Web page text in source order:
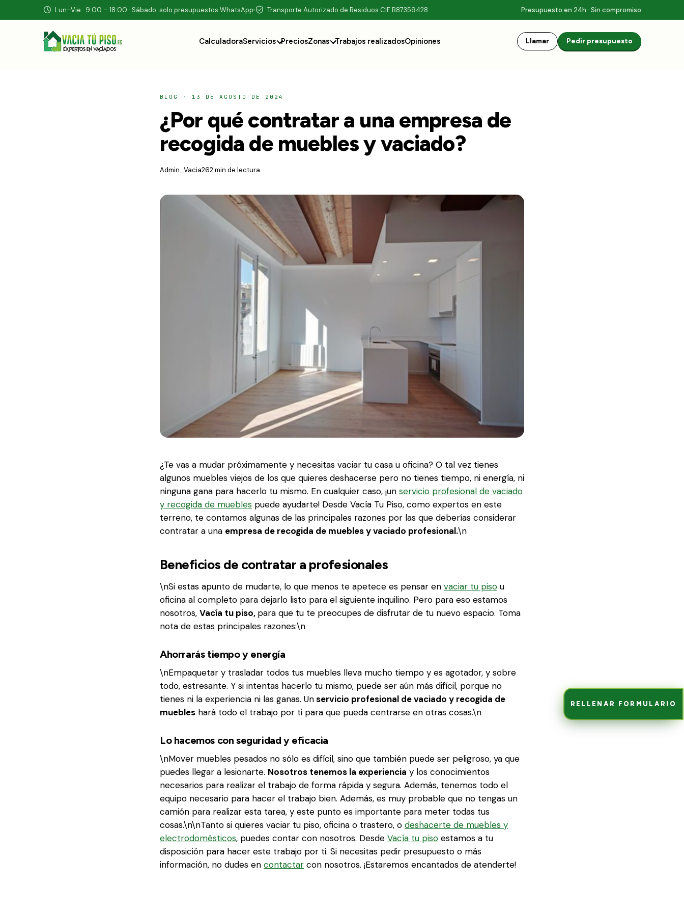
Lun–Vie · 9:00 – 18:00 · Sábado: solo presupuestos WhatsApp Transporte Autorizado de Residuos CIF B87359428 Presupuesto en 24h · Sin compromiso
CalculadoraServicios PreciosZonas Trabajos realizadosOpiniones Llamar Pedir presupuesto
BLOG · 13 DE AGOSTO DE 2024
¿Por qué contratar a una empresa de
recogida de muebles y vaciado?
Admin_Vacia262 min de lectura
¿Te vas a mudar próximamente y necesitas vaciar tu casa u oficina? O tal vez tienes
algunos muebles viejos de los que quieres deshacerse pero no tienes tiempo, ni energía, ni
ninguna gana para hacerlo tu mismo. En cualquier caso, ¡un servicio profesional de vaciado
y recogida de muebles puede ayudarte! Desde Vacía Tu Piso, como expertos en este
terreno, te contamos algunas de las principales razones por las que deberías considerar
contratar a una empresa de recogida de muebles y vaciado profesional.\n
Beneficios de contratar a profesionales
\nSi estas apunto de mudarte, lo que menos te apetece es pensar en vaciar tu piso u
oficina al completo para dejarlo listo para el siguiente inquilino. Pero para eso estamos
nosotros, Vacía tu piso, para que tu te preocupes de disfrutar de tu nuevo espacio. Toma
nota de estas principales razones:\n
Ahorrarás tiempo y energía
\nEmpaquetar y trasladar todos tus muebles lleva mucho tiempo y es agotador, y sobre
todo, estresante. Y si intentas hacerlo tu mismo, puede ser aún más difícil, porque no
tienes ni la experiencia ni las ganas. Unservicio profesional de vaciado y recogida de
muebles hará todo el trabajo por ti para que pueda centrarse en otras cosas.\n
Lo hacemos con seguridad y eficacia
\nMover muebles pesados no sólo es difícil, sino que también puede ser peligroso, ya que
puedes llegar a lesionarte. Nosotros tenemos la experiencia y los conocimientos
necesarios para realizar el trabajo de forma rápida y segura. Además, tenemos todo el
equipo necesario para hacer el trabajo bien. Además, es muy probable que no tengas un
camión para realizar esta tarea, y este punto es importante para meter todas tus
cosas.\n\nTanto si quieres vaciar tu piso, oficina o trastero, o deshacerte de muebles y
electrodomésticos, puedes contar con nosotros. Desde Vacía tu piso estamos a tu
disposición para hacer este trabajo por ti. Si necesitas pedir presupuesto o más
información, no dudes en contactar con nosotros. ¡Estaremos encantados de atenderte!
RELLENAR FORMULARIO